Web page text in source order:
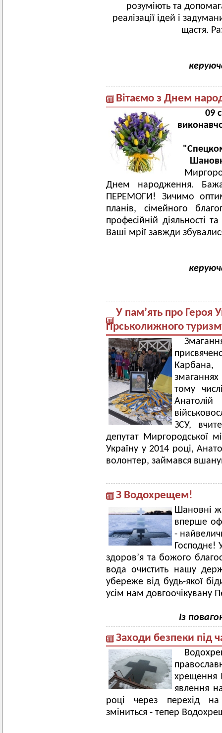
розуміють та
реалізації ідей і
щастя.
Вітаємо з Днем
09
Днем народження.
ПЕРЕМОГИ! Зичимо
планів, сімейного
професійній діяльності
Ваші мрії завжди
У пам’ять про Героя
гірськолижного
тому
ЗСУ,
депутат Миргородської
Україну у 2014 році,
волонтер, займався
З Водохрещем!
Шановні
вперше
-
Господнє!
здоров’я та божого
вода очистить нашу
убереже від будь-якої
усім нам довгоочікувану
Із
Заходи безпеки під
хрещення
явлення
році через перехід
зміниться - тепер